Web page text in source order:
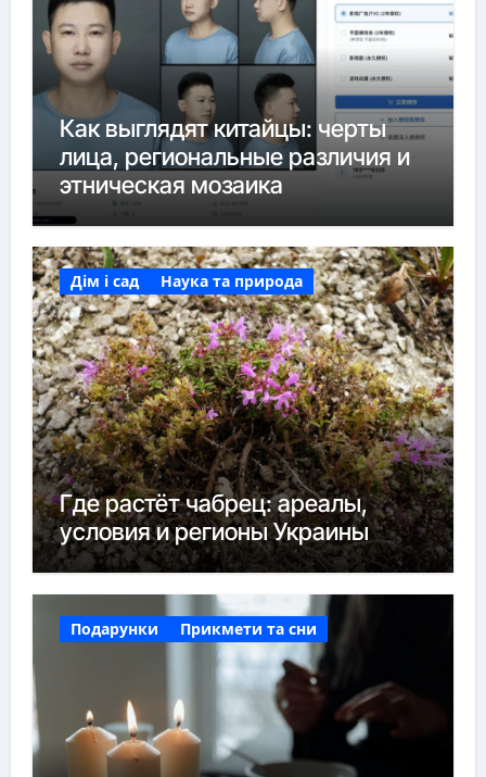
Как выглядят китайцы: черты
лица, региональные различия и
этническая мозаика
Дім і сад Наука та природа
Где растёт чабрец: ареалы,
условия и регионы Украины
Подарунки Прикмети та сни